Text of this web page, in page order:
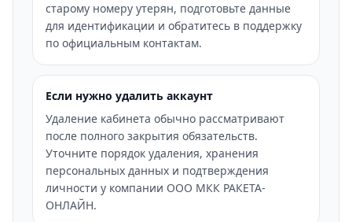
старому номеру утерян, подготовьте данные
для идентификации и обратитесь в поддержку
по официальным контактам.
Если нужно удалить аккаунт
Удаление кабинета обычно рассматривают
после полного закрытия обязательств.
Уточните порядок удаления, хранения
персональных данных и подтверждения
личности у компании ООО МКК РАКЕТА-
ОНЛАЙН.